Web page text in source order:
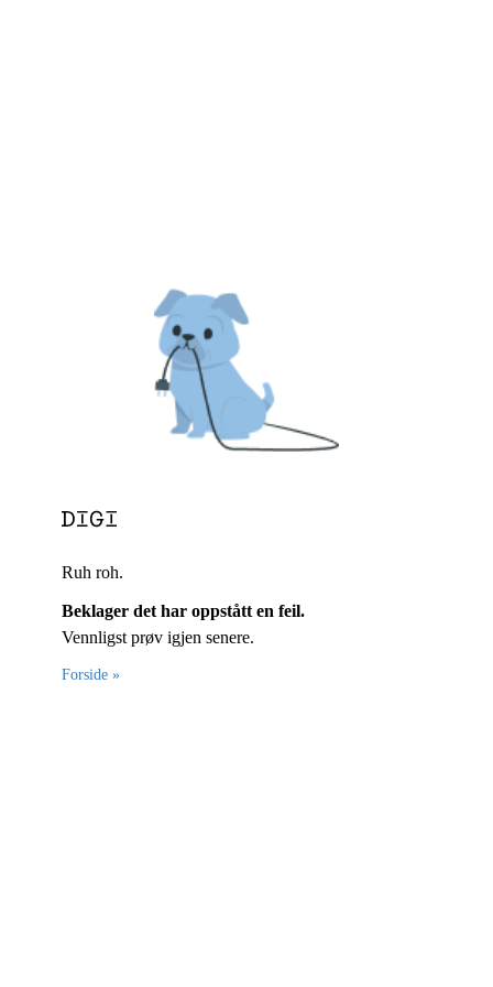
Ruh roh.
Beklager det har oppstått en feil.
Vennligst prøv igjen senere.
Forside »